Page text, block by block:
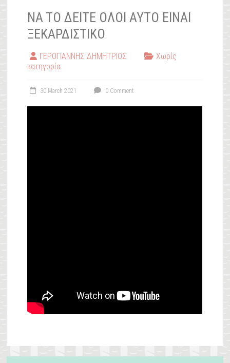
NA TO ΔΕΙΤΕ ΟΛΟΙ ΑΥΤΟ ΕΙΝΑΙ
ΞΕΚΑΡΔΙΣΤΙΚΟ
ΓΕΡΟΓΙΑΝΝΗΣ ΔΗΜΗΤΡΙΟΣ
Χωρίς
κατηγορία
30 March 2021 0 Comment